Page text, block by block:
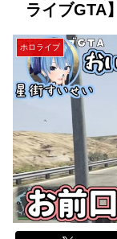
ライブGTA】
ホロライブ